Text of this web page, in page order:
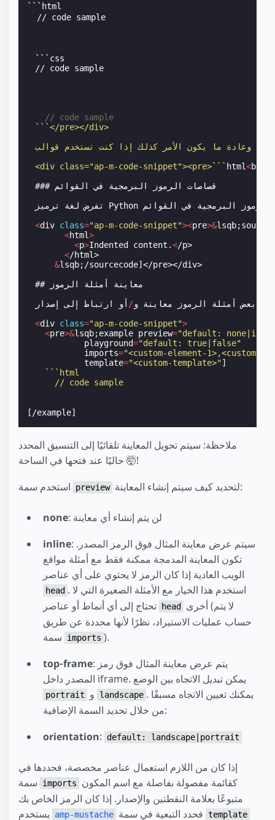
```html
  // code sample
```css
// code sample
// code sample
```</pre></div>
<div class="ap-m-code-snippet"><pre>``` html<br
###
قصاصات الرموز البرمجية في
القوائم
تفرض
لغة ترميز Python الرموز البرمجية في
القوائم
<div class="ap-m-code-snippet"><pre>&lsqb;
<html>
<p>Indented content .</p>
</html>
&lsqb; /sourcecode]</pre></div>
##
معاينة أمثلة
الرموز
بعض أمثلة الرموز معاينة و/ أو ارتباط إلى
إصدار
<div class="ap-m-code-snippet">
<pre>&lsqb;example preview="default:
playground="default: true|false"
imports="<custom-element-1>,<custom-
template="<custom-template>"]
```html
    // code sample
[/example]
ملاحظة: سيتم تحويل المعاينة تلقائيًا إلى التنسيق المحدد
حاليًا عند فتحها في الساحة 🤯!
preview لتحديد كيف سيتم إنشاء المعاينة:
none : لن يتم إنشاء أي معاينة
inline: سيتم عرض معاينة المثال فوق الرمز المصدر.
تكون المعاينة المدمجة ممكنة فقط مع أمثلة مواقع
الويب العادية إذا كان الرمز لا يحتوي على أي عناصر
head . استخدم هذا الخيار مع الأمثلة الصغيرة التي لا
head
حساب عمليات الاستيراد، نظرًا لأنها محددة عن طريق
imports ).
top-frame: يتم عرض معاينة المثال فوق رمز
المصدر داخل iframe. يمكن تبديل الاتجاه بين الوضع
portrait landscape . يمكنك تعيين الاتجاه مسبقًا
من خلال تحديد السمة الإضافية:
orientation: default: landscape|portrait
إذا كان من اللازم استعمال عناصر مخصصة، فحددها في
imports
متبوعًا بعلامة النقطتين والإصدار. إذا كان الرمز الخاص بك
amp-mustache template